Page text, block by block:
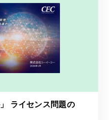
ライセンス問題の